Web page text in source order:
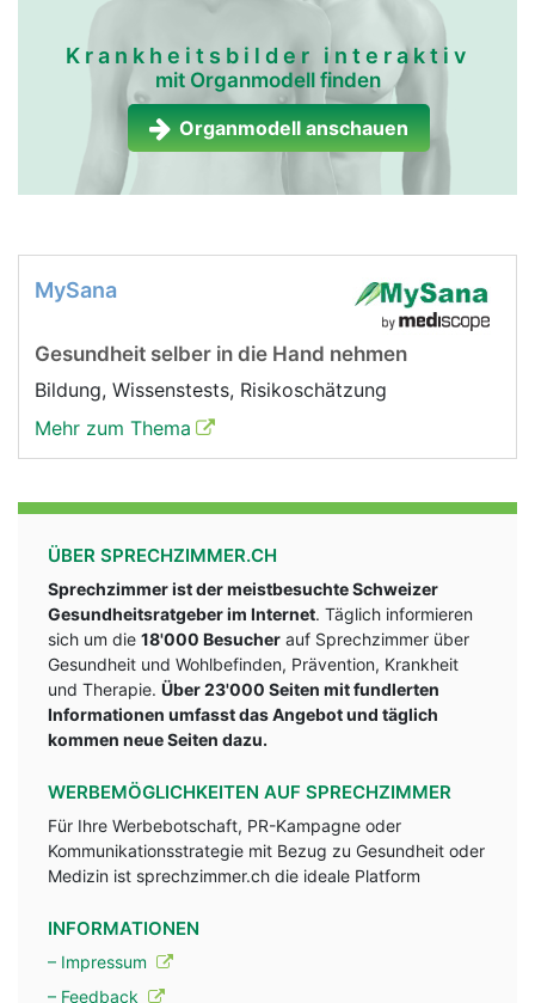
Krankheitsbilder interaktiv
mit Organmodell finden
Organmodell anschauen
MySana
Gesundheit selber in die Hand nehmen
Bildung, Wissenstests, Risikoschätzung
Mehr zum Thema
ÜBER SPRECHZIMMER.CH
Sprechzimmer ist der meistbesuchte Schweizer
Gesundheitsratgeber im Internet. Täglich informieren
sich um die 18'000 Besucher auf Sprechzimmer über
Gesundheit und Wohlbefinden, Prävention, Krankheit
und Therapie. Über 23'000 Seiten mit fundlerten
Informationen umfasst das Angebot und täglich
kommen neue Seiten dazu.
WERBEMÖGLICHKEITEN AUF SPRECHZIMMER
Für Ihre Werbebotschaft, PR-Kampagne oder
Kommunikationsstrategie mit Bezug zu Gesundheit oder
Medizin ist sprechzimmer.ch die ideale Platform
INFORMATIONEN
– Impressum
– Feedback